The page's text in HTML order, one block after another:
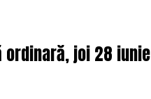
ordinară, joi 28 iunie